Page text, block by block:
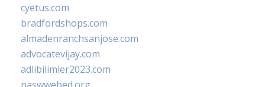
cyetus.com
bradfordshops.com
almadenranchsanjose.com
advocatevijay.com
adlibilimler2023.com